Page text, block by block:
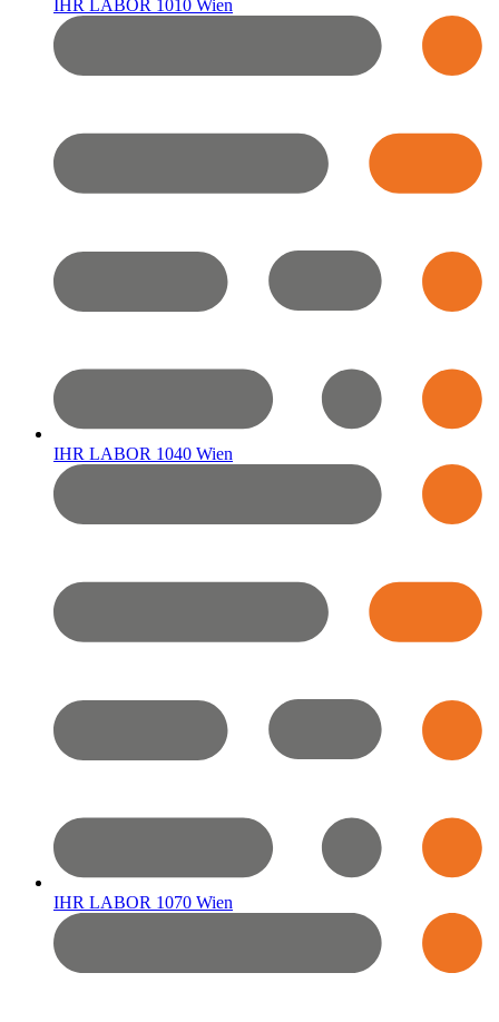
IHR LABOR 1010 Wien
IHR LABOR 1040 Wien
IHR LABOR 1070 Wien